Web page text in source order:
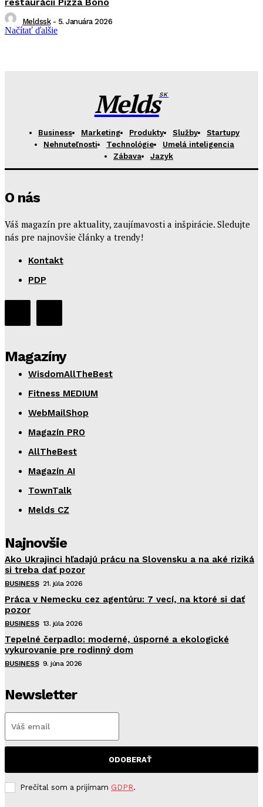
Meldssk - 5. Januára 2026
Načítať ďalšie
MeldsSK
Business Marketing Produkty Služby
Startupy
Nehnuteľnosti
Technológie
Umelá inteligencia
Zábava
Jazyk
O nás
Váš magazín pre aktuality, zaujímavosti a inšpirácie. Sledujte
nás pre najnovšie články a trendy!
Kontakt
PDP
Magazíny
WisdomAllTheBest
Fitness MEDIUM
WebMailShop
Magazín PRO
AllTheBest
Magazín AI
TownTalk
Melds CZ
Najnovšie
Ako Ukrajinci hľadajú prácu na Slovensku a na aké riziká
si treba dať pozor
BUSINESS 21. júla 2026
Práca v Nemecku cez agentúru: 7 vecí, na ktoré si dať
pozor
BUSINESS 13. júla 2026
Tepelné čerpadlo: moderné, úsporné a ekologické
vykurovanie pre rodinný dom
BUSINESS 9. júna 2026
Newsletter
ODOBERAŤ
Prečítal som a prijímam GDPR.